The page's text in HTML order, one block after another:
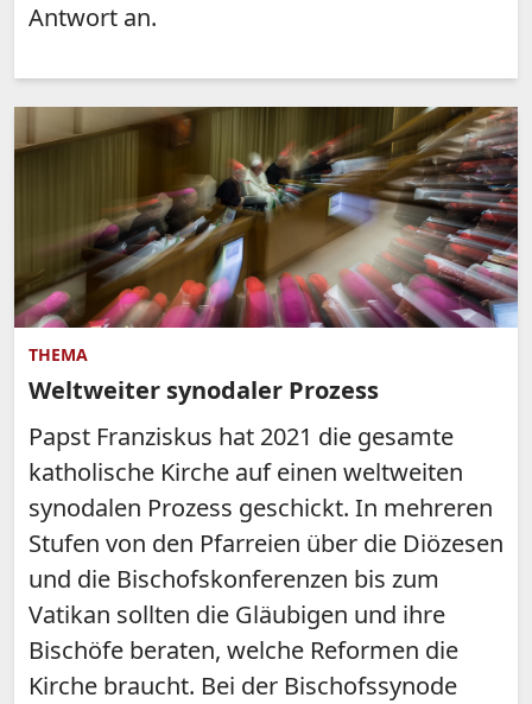
Antwort an.
THEMA
Weltweiter synodaler Prozess
Papst Franziskus hat 2021 die gesamte
katholische Kirche auf einen weltweiten
synodalen Prozess geschickt. In mehreren
Stufen von den Pfarreien über die Diözesen
und die Bischofskonferenzen bis zum
Vatikan sollten die Gläubigen und ihre
Bischöfe beraten, welche Reformen die
Kirche braucht. Bei der Bischofssynode